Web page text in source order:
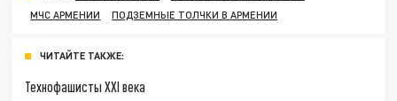
МЧС АРМЕНИИ
ПОДЗЕМНЫЕ ТОЛЧКИ В АРМЕНИИ
ЧИТАЙТЕ ТАКЖЕ:
Технофашисты XXI века